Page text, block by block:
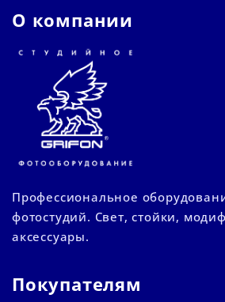
О компании
Профессиональное
фотостудий. Свет, стойки,
аксессуары.
Покупателям